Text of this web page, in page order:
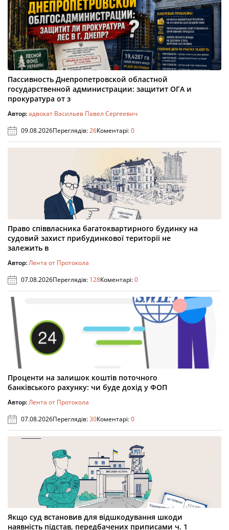
Пассивность Днепропетровской областной
государственной администрации: защитит ОГА и
прокуратура от з
Автор:адвокат Васильев Павел Сергеевич
09.08.2026Переглядів:26Коментарі:0
Право співвласника багатоквартирного будинку на
судовий захист прибудинкової території не
залежить в
Автор:Лента от Протокола
07.08.2026Переглядів: 128Коментарі:0
Проценти на залишок коштів поточного
банківського рахунку: чи буде дохід у ФОП
Автор:Лента от Протокола
07.08.2026Переглядів:30Коментарі:0
Якщо суд встановив для відшкодування шкоди
наявність підстав, передбачених приписами ч. 1